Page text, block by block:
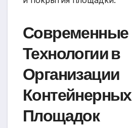
Современные
Технологии в
Организации
Контейнерных
Площадок